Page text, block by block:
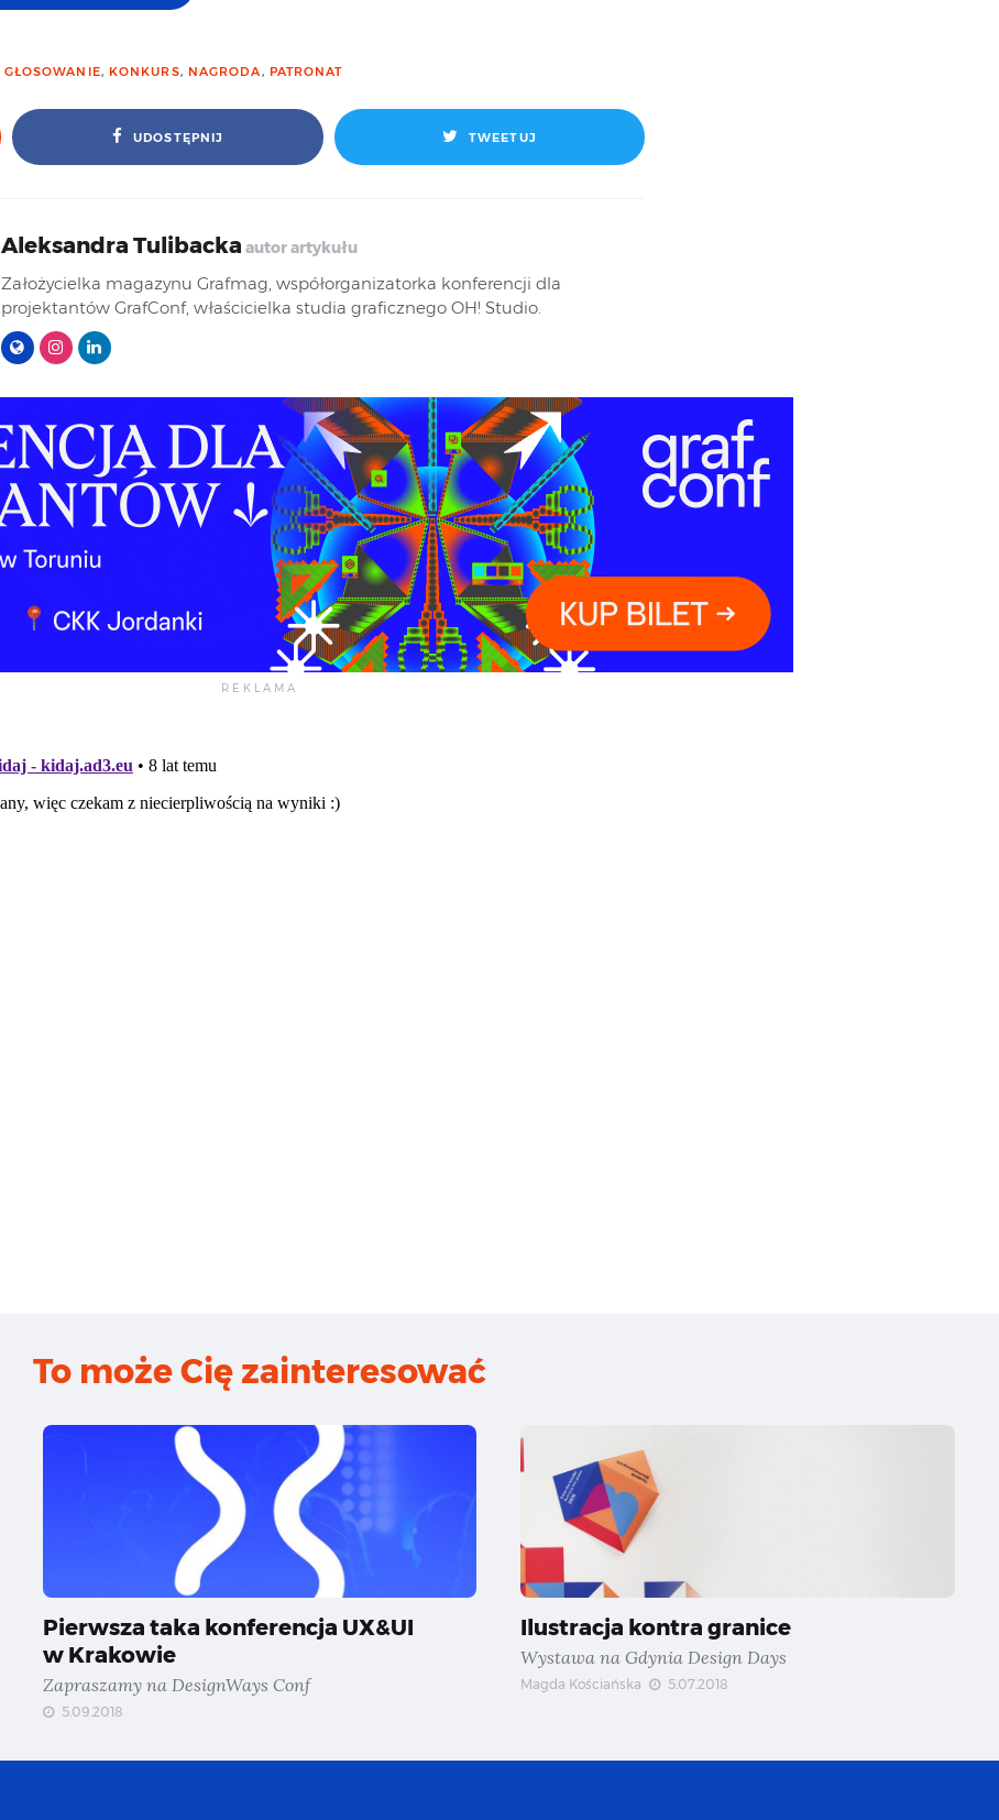
GŁOSOWANIE, KONKURS, NAGRODA, PATRONAT
UDOSTĘPNIJ TWEETUJ
Aleksandra Tulibacka autor artykułu
Założycielka magazynu Grafmag, współorganizatorka konferencji dla
projektantów GrafConf, właścicielka studia graficznego OH! Studio.
To może Cię zainteresować
Pierwsza taka konferencja UX&UI
w Krakowie
Zapraszamy na DesignWays Conf
5.09.2018
Ilustracja kontra granice
Wystawa na Gdynia Design Days
Magda Kościańska 5.07.2018